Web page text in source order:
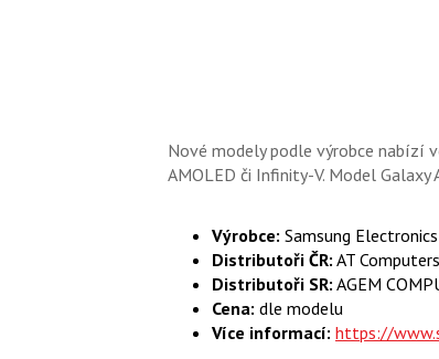
Nové modely podle výrobce nabízí
AMOLED či Infinity-V. Model
Výrobce: Samsung Electronics
Distributoři ČR: AT
Distributoři SR: AGEM
Cena: dle modelu
Více informací: https://